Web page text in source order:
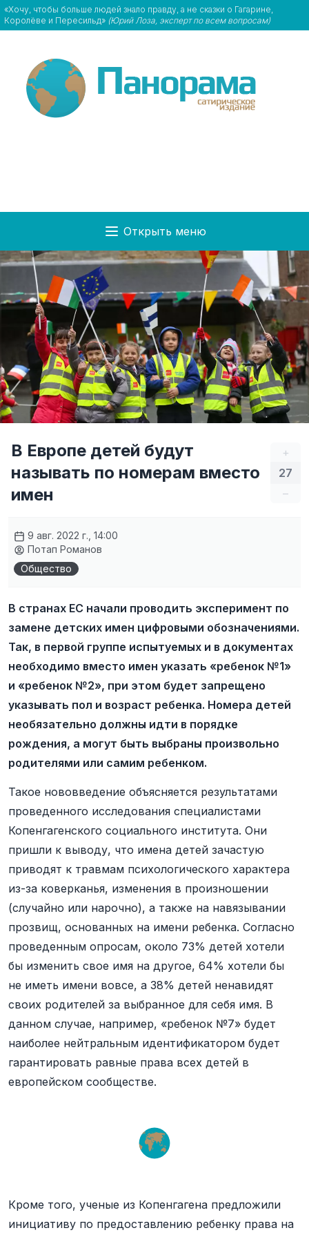
«Хочу, чтобы больше людей знало правду, а не сказки о Гагарине,
Королёве и Пересильд» (Юрий Лоза, эксперт по всем вопросам)
Открыть меню
+
27
–
В Европе детей будут
называть по номерам вместо
имен
9 авг. 2022 г., 14:00
Потап Романов
Общество
В странах ЕС начали проводить эксперимент по
замене детских имен цифровыми обозначениями.
Так, в первой группе испытуемых и в документах
необходимо вместо имен указать «ребенок №1»
и «ребенок №2», при этом будет запрещено
указывать пол и возраст ребенка. Номера детей
необязательно должны идти в порядке
рождения, а могут быть выбраны произвольно
родителями или самим ребенком.
Такое нововведение объясняется результатами
проведенного исследования специалистами
Копенгагенского социального института. Они
пришли к выводу, что имена детей зачастую
приводят к травмам психологического характера
из-за коверканья, изменения в произношении
(случайно или нарочно), а также на навязывании
прозвищ, основанных на имени ребенка. Согласно
проведенным опросам, около 73% детей хотели
бы изменить свое имя на другое, 64% хотели бы
не иметь имени вовсе, а 38% детей ненавидят
своих родителей за выбранное для себя имя. В
данном случае, например, «ребенок №7» будет
наиболее нейтральным идентификатором будет
гарантировать равные права всех детей в
европейском сообществе.
Кроме того, ученые из Копенгагена предложили
инициативу по предоставлению ребенку права на